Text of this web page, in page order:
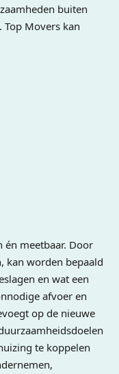
buiten
Movers kan
én meetbaar. Door
kan worden bepaald
en wat een
afvoer en
op de nieuwe
te koppelen